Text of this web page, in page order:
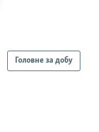
Головне за добу